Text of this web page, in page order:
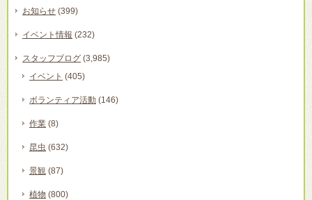
お知らせ (399)
イベント情報 (232)
スタッフブログ (3,985)
イベント (405)
ボランティア活動 (146)
作業 (8)
昆虫 (632)
景観 (87)
植物 (800)